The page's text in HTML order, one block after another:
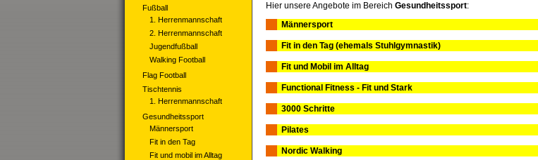
Fußball
1. Herrenmannschaft
2. Herrenmannschaft
Jugendfußball
Walking Football
Flag Football
Tischtennis
1. Herrenmannschaft
Gesundheitssport
Männersport
Fit in den Tag
Fit und mobil im Alltag
Hier unsere Angebote im Bereich Gesundheitssport:
Männersport
Fit in den Tag (ehemals Stuhlgymnastik)
Fit und Mobil im Alltag
Functional Fitness - Fit und Stark
3000 Schritte
Pilates
Nordic Walking